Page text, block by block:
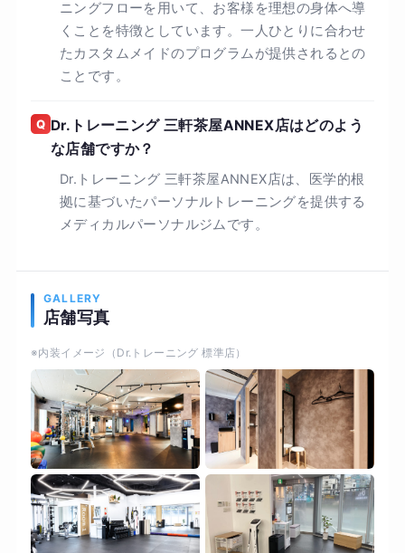
ニングフローを用いて、お客様を理想の身体へ導
くことを特徴としています。一人ひとりに合わせ
たカスタムメイドのプログラムが提供されるとの
ことです。
Q Dr.トレーニング 三軒茶屋ANNEX店はどのよう
な店舗ですか？
Dr.トレーニング 三軒茶屋ANNEX店は、医学的根
拠に基づいたパーソナルトレーニングを提供する
メディカルパーソナルジムです。
GALLERY
店舗写真
※内装イメージ（Dr.トレーニング 標準店）